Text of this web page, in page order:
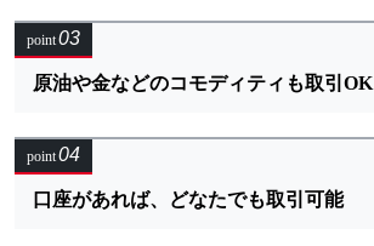
point03
原油や金などのコモディティも取引OK
point04
口座があれば、どなたでも取引可能